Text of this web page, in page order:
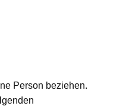
Person beziehen.